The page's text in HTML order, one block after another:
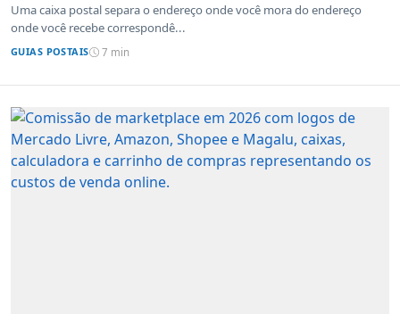
Uma caixa postal separa o endereço onde você mora do endereço
onde você recebe correspondê...
GUIAS POSTAIS 7 min